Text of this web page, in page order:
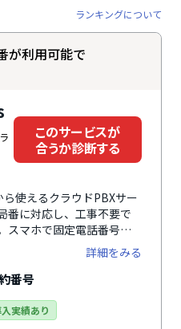
ランキングについて
が利用可能で
このサービスが
合うか診断する
使えるクラウドPBXサー
番に対応し、工事不要で
スマホで固定電話番号の
による一次対応により電話
や電話機が不要で、電話・
理できます。受電に関す
発の管理画面は視覚的で操
詳細をみる
番号
実績あり